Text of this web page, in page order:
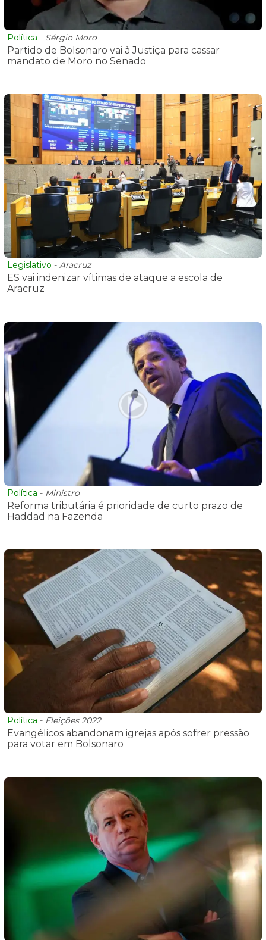
Política - Sérgio Moro
Partido de Bolsonaro vai à Justiça para cassar
mandato de Moro no Senado
Legislativo - Aracruz
ES vai indenizar vítimas de ataque a escola de
Aracruz
Política - Ministro
Reforma tributária é prioridade de curto prazo de
Haddad na Fazenda
Política - Eleições 2022
Evangélicos abandonam igrejas após sofrer pressão
para votar em Bolsonaro